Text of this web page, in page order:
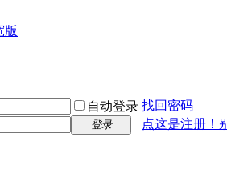
版
自动登录 找回密码
登录
点这是注册！